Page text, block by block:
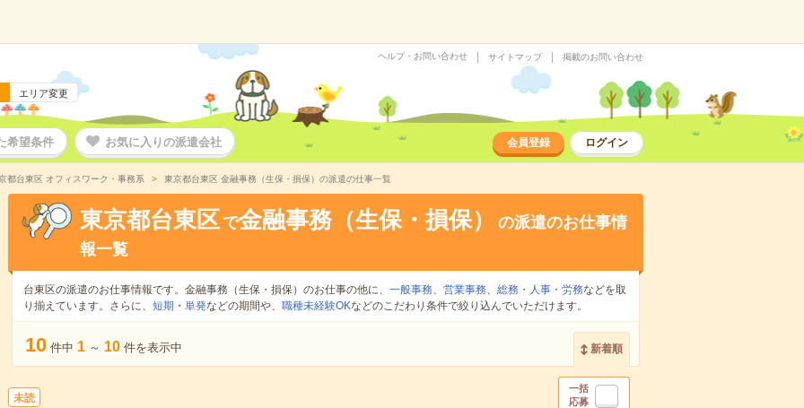
エリア変更
ヘルプ・お問い合わせ サイトマップ 掲載のお問い合わせ
希望条件 お気に入りの派遣会社 会員登録 ログイン
都台東区 オフィスワーク・事務系 東京都台東区 金融事務（生保・損保）の派遣の仕事一覧
東京都台東区 で金融事務（生保・損保）
の派遣のお仕事情
報一覧
台東区の派遣のお仕事情報です。金融事務（生保・損保）のお仕事の他に、 一般事務、 営業事務、 総務・人事・労務などを取
り揃えています。さらに、 短期 ・ 単発などの期間や、 職種未経験OKなどのこだわり条件で絞り込んでいただけます。
10 件中 1 ～ 10 件を表示中 新着順
未読
一括
応募